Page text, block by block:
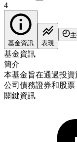
4
基金資訊 表現
基金資訊
簡介
本基金旨在通過投
公司債務證券和股票
關鍵資訊